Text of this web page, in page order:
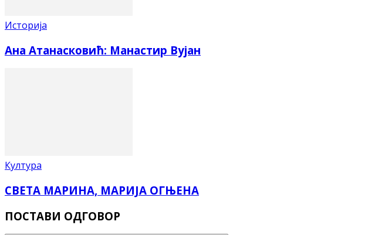
Историја
Ана Атанасковић: Манастир Вујан
Култура
СВЕТА МАРИНА, МАРИЈА ОГЊЕНА
ПОСТАВИ ОДГОВОР